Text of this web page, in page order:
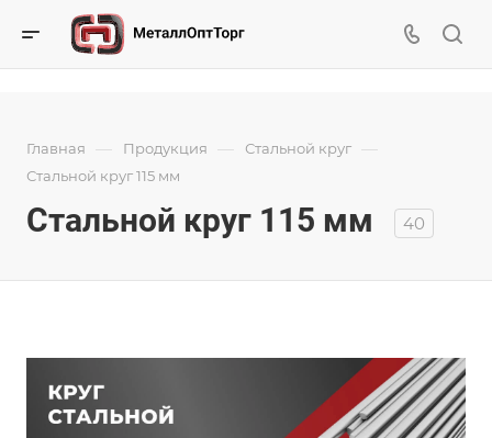
Главная — Продукция — Стальной круг —
Стальной круг 115 мм
Стальной круг 115 мм 40